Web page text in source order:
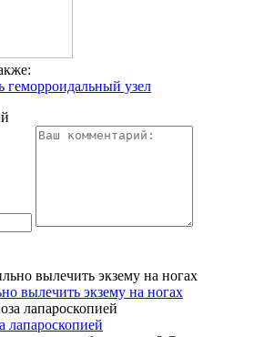
геморроидальный узел
вылечить экзему на ногах
лапароскопией